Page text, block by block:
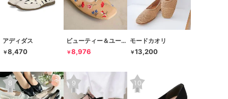
アディダス
￥8,470
ビューティー＆ユース ユナイテッドアローズ
￥8,976
モードカオリ
￥13,200